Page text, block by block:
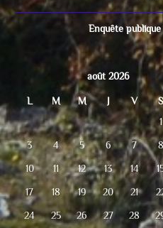
Enquête
août 2026
L M M J V S
1
3 4 5 6 7 8
10 11 12 13 14
17 18 19 20 21
24 25 26 27 28